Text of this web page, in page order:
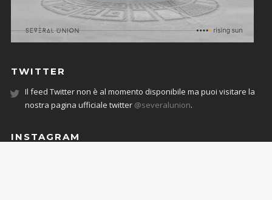
TWITTER
Il feed Twitter non è al momento disponibile ma puoi visitare la
nostra pagina ufficiale twitter @severalunion.
INSTAGRAM